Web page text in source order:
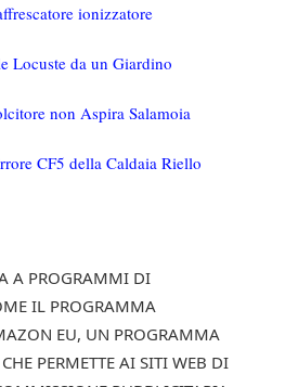
ionizzatore
Locuste da un Giardino
non Aspira Salamoia
CF5 della Caldaia Riello
A PROGRAMMI DI
IL PROGRAMMA
EU, UN PROGRAMMA
PERMETTE AI SITI WEB DI